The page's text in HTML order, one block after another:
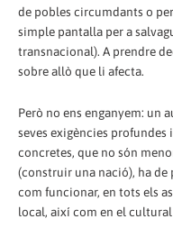
de pobles circumdants o
simple pantalla per a
transnacional). A prendre
sobre allò que li afecta.
Però no ens enganyem: un
seves exigències profundes
concretes, que no són
(construir una nació), ha de
com funcionar, en tots els
local, així com en el